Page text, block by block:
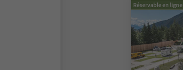
Réservable en ligne